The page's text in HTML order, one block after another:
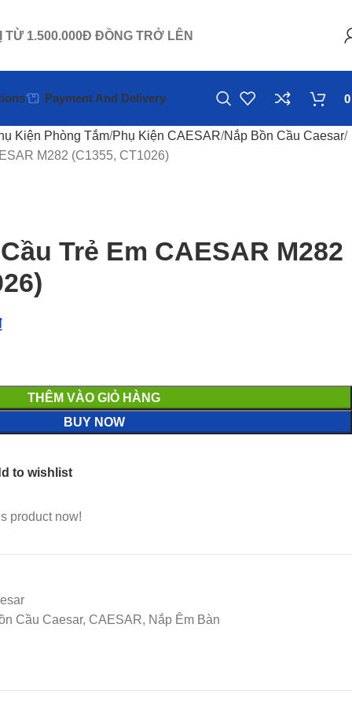
TỪ 1.500.000Đ ĐỒNG TRỞ LÊN
Payment And Delivery
Kiện Phòng Tắm Phụ Kiện CAESAR Nắp Bồn Cầu Caesar
M282 (C1355, CT1026)
Trẻ Em CAESAR M282
THÊM VÀO GIỎ HÀNG
BUY NOW
to wishlist
product now!
Cầu Caesar, CAESAR, Nắp Êm Bàn